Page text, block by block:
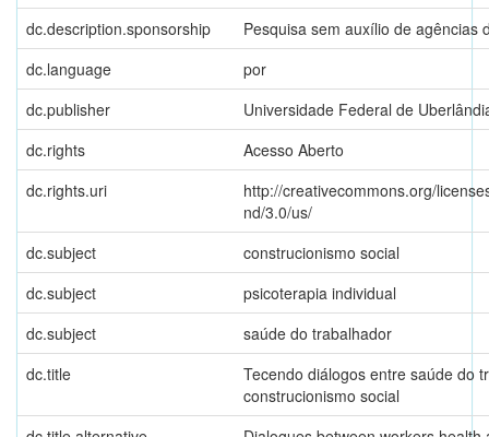
dc.description.sponsorship
Pesquisa sem auxílio de agências
dc.language
por
dc.publisher
Universidade Federal de
dc.rights
Acesso Aberto
dc.rights.uri
http://creativecommons.org/
nd/3.0/us/
dc.subject
construcionismo social
dc.subject
psicoterapia individual
dc.subject
saúde do trabalhador
dc.title
Tecendo diálogos entre saúde do
construcionismo social